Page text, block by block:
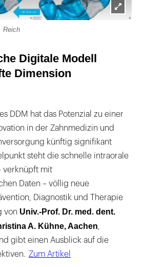
Reich
Digitale Modell
Dimension
DDM hat das Potenzial zu einer
in der Zahnmedizin und
künftig signifikant
steht die schnelle intraorale
verknüpft mit
Daten – völlig neue
Diagnostik und Therapie
von Univ.-Prof. Dr. med. dent.
A. Kühne, Aachen
gibt einen Ausblick auf die
Zum Artikel